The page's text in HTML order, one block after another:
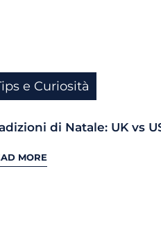
e Curiosità
di Natale: UK vs
MORE